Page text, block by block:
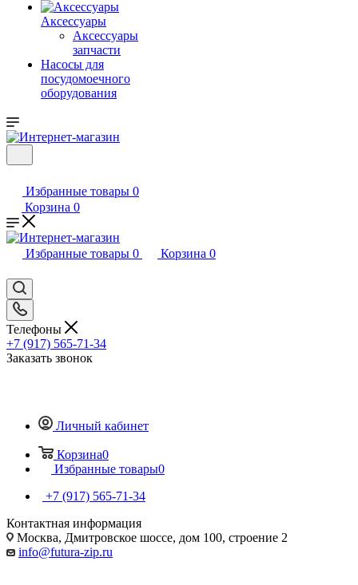
Аксессуары
Аксессуары
запчасти
Насосы для
посудомоечного
оборудования
Избранные товары 0
Корзина 0
Избранные товары 0 Корзина 0
Телефоны
+7 (917) 565-71-34
Заказать звонок
Личный кабинет
Корзина0
Избранные товары0
+7 (917) 565-71-34
Контактная информация
Москва, Дмитровское шоссе, дом 100, строение 2
info@futura-zip.ru